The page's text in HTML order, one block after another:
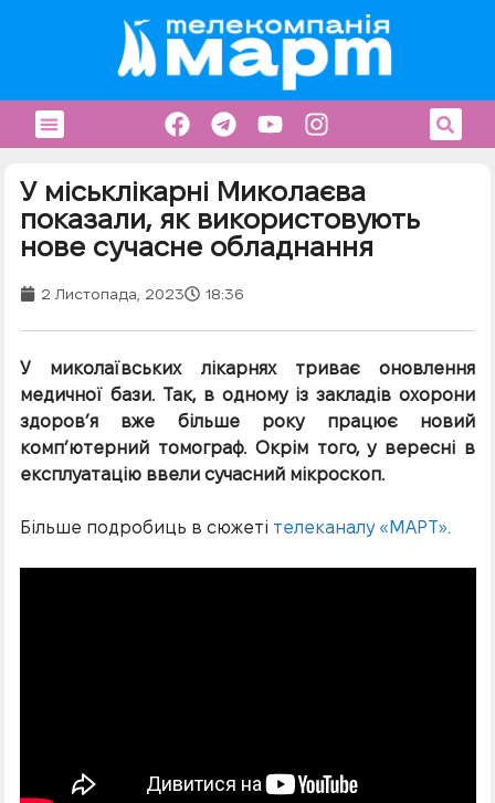
У міськлікарні Миколаєва
показали, як використовують
нове сучасне обладнання
2 Листопада, 2023 18:36
У миколаївських лікарнях триває оновлення
медичної бази. Так, в одному із закладів охорони
здоров’я вже більше року працює новий
компʼютерний томограф. Окрім того, у вересні в
експлуатацію ввели сучасний мікроскоп.
Більше подробиць в сюжеті телеканалу «МАРТ».